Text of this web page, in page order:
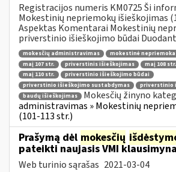
Registracijos numeris KM0725 Ši
Mokestinių nepriemokų išieškojimas
Aspektas Komentarai Mokestinių
priverstinio išieškojimo būdai
mokesčių administravimas mokestinė nepriemoka
maį 107 str.
priverstinis išieškojimas maį 108 str.
maį 110 str.
priverstinio išieškojimo būdai
priverstinio išieškojimo sustabdymas
priverstinio
baudų išieškojimas
Mokesčių žinyno
administravimas » Mokestinių
(101-113 str.)
Prašymą dėl mokesčių
pateikti naujasis VMI
Web turinio sąrašas 2021-03-04